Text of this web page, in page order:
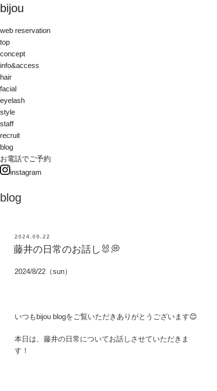
bijou
web reservation
top
concept
info&access
hair
facial
eyelash
style
staff
recruit
blog
お電話でご予約
instagram
blog
投
稿
日:
2024.09.22
藤井の日常のお話し🐰💭
2024/8/22（sun）
いつもbijou blogをご覧いただきありがとうございます😊
本日は、藤井の日常についてお話しさせていただきま
す！